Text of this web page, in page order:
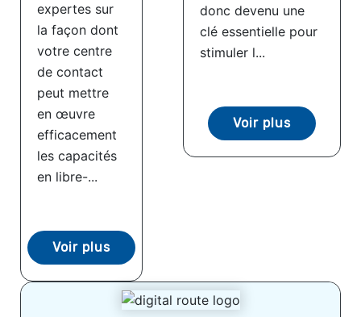
expertes sur
la façon dont
votre centre
de contact
peut mettre
en œuvre
efficacement
les capacités
en libre-...
Voir plus
donc devenu une
clé essentielle pour
stimuler l...
Voir plus